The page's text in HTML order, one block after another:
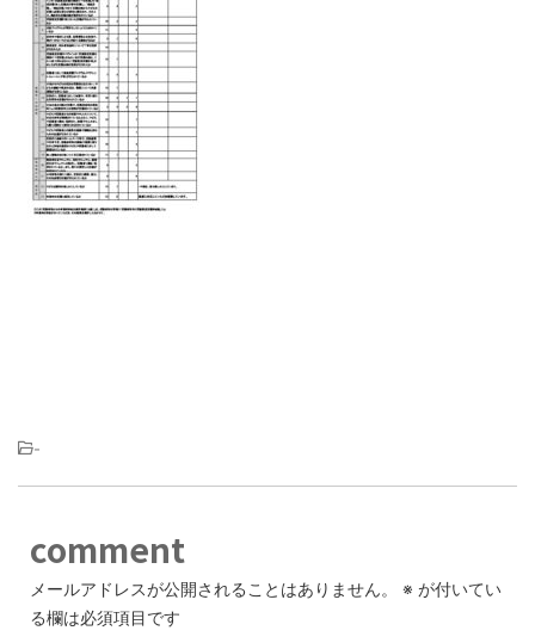
-
comment
メールアドレスが公開されることはありません。 ※ が付いてい
る欄は必須項目です